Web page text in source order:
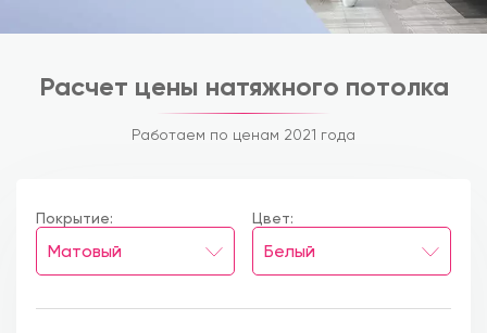
Расчет цены натяжного потолка
Работаем по ценам 2021 года
Покрытие: Цвет: